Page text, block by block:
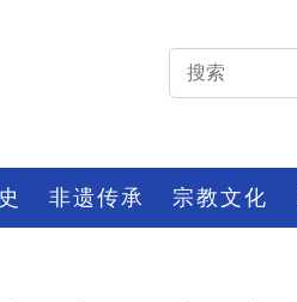
非遗传承 宗教文化